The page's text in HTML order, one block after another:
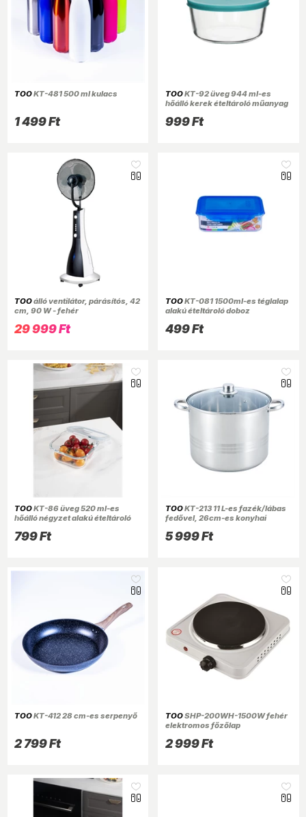
TOOKT-481 500 ml kulacs
1 499 Ft
TOOKT-92 üveg 944 ml-es
hőálló kerek ételtároló műanyag
999 Ft
TOOálló ventilátor, párásítós, 42
cm, 90 W - fehér
29 999 Ft
TOOKT-081 1500ml-es téglalap
alakú ételtároló doboz
499 Ft
TOOKT-86 üveg 520 ml-es
hőálló négyzet alakú ételtároló
799 Ft
TOOKT-213 11 L-es fazék/lábas
fedővel, 26cm-es konyhai
5 999 Ft
TOOKT-412 28 cm-es serpenyő
2 799 Ft
TOOSHP-200WH-1500W fehér
elektromos főzőlap
2 999 Ft